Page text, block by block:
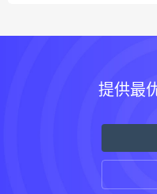
提供最